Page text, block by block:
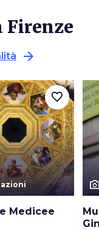
arrow_forward
Medicee
favorite_border